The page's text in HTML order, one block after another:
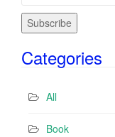
lCategories
All
Book